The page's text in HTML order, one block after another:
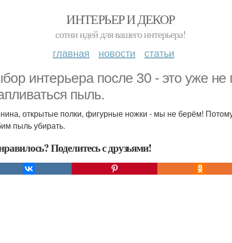
ИНТЕРЬЕР И ДЕКОР
сотни идей для вашего интерьера!
главная новости статьи
интерьера после 30 - это уже не
пыль.
открытые полки, фигурные ножки - мы не берём!
пыль убирать.
Поделитесь с друзьями!